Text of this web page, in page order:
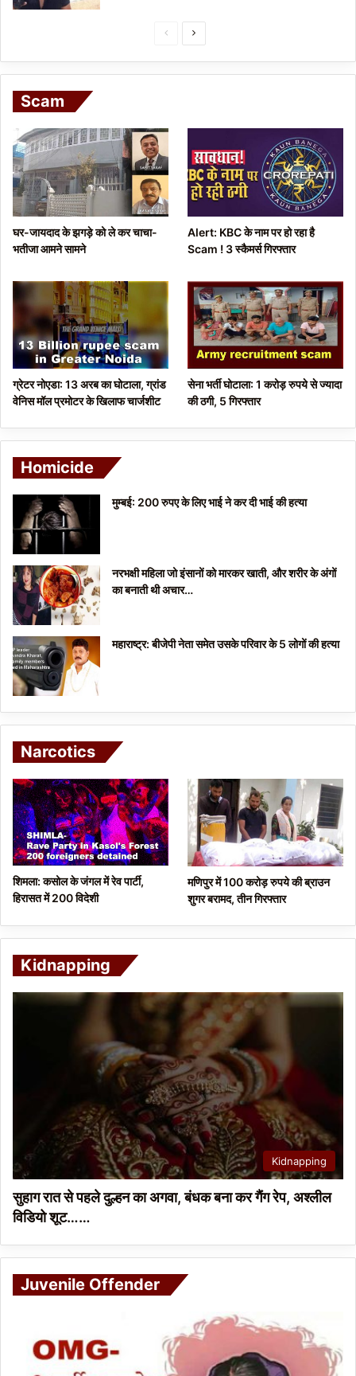
e
u
p
e
x
g
e
Scam
घर-जायदाद के झगड़े को ले कर चाचा-
भतीजा आमने सामने
Alert: KBC के नाम पर हो रहा है
Scam ! 3 स्कैमर्स गिरफ्तार
ग्रेटर नोएडा: 13 अरब का घोटाला, ग्रांड
वेनिस मॉल प्रमोटर के खिलाफ चार्जशीट
सेना भर्ती घोटाला: 1 करोड़ रुपये से ज्यादा
की ठगी, 5 गिरफ्तार
Homicide
मुम्बई: 200 रुपए के लिए भाई ने कर दी भाई की हत्या
नरभक्षी महिला जो इंसानों को मारकर खाती, और शरीर के अंगों
का बनाती थी अचार…
महाराष्ट्र: बीजेपी नेता समेत उसके परिवार के 5 लोगों की हत्या
Narcotics
शिमला: कसोल के जंगल में रेव पार्टी,
हिरासत में 200 विदेशी
मणिपुर में 100 करोड़ रुपये की ब्राउन
शुगर बरामद, तीन गिरफ्तार
Kidnapping
Kidnapping
सुहाग रात से पहले दुल्हन का अगवा, बंधक बना कर गैंग रेप, अश्लील
विडियो शूट……
Juvenile Offender